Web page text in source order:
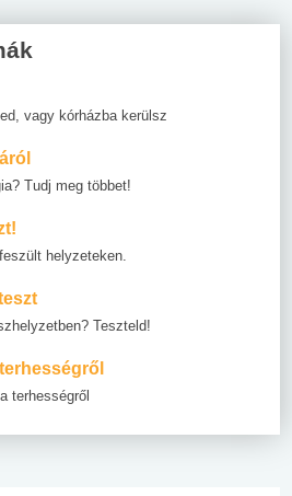
vagy kórházba kerülsz
Tudj meg többet!
helyzeteken.
Teszteld!
terhességről